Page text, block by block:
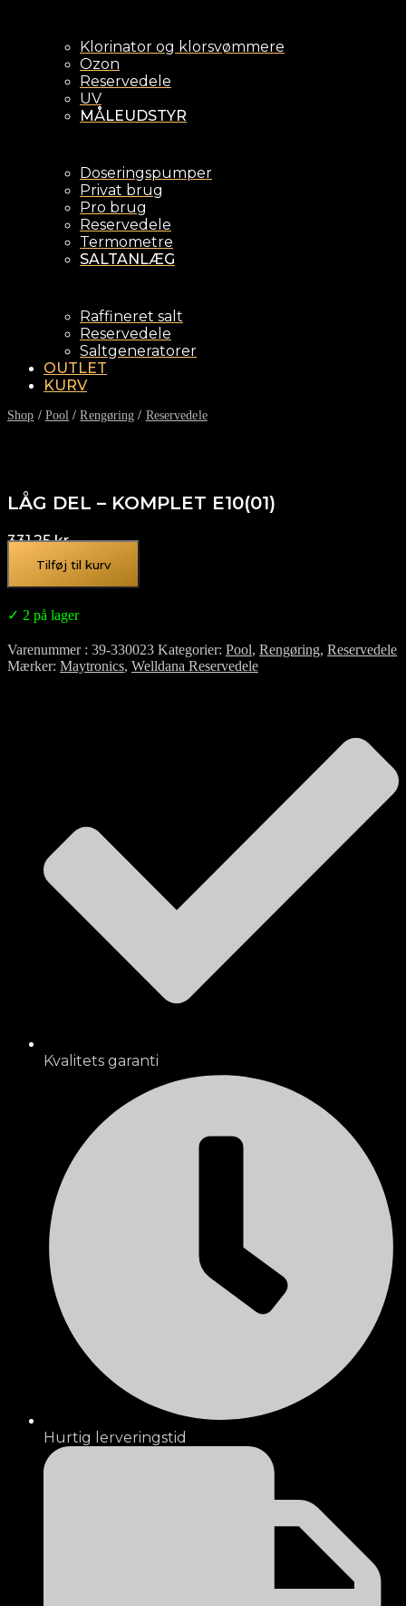
Klorinator og klorsvømmere
Ozon
Reservedele
UV
MÅLEUDSTYR
Doseringspumper
Privat brug
Pro brug
Reservedele
Termometre
SALTANLÆG
Raffineret salt
Reservedele
Saltgeneratorer
OUTLET
KURV
Shop / Pool /Rengøring / Reservedele
LÅG DEL – KOMPLET E10(01)
331,25kr.
Tilføj til kurv
✓ 2 på lager
Varenummer 39-330023 Kategorier Pool, Rengøring, Reservedele
Mærker Maytronics, Welldana Reservedele
Kvalitets garanti
Hurtig lerveringstid